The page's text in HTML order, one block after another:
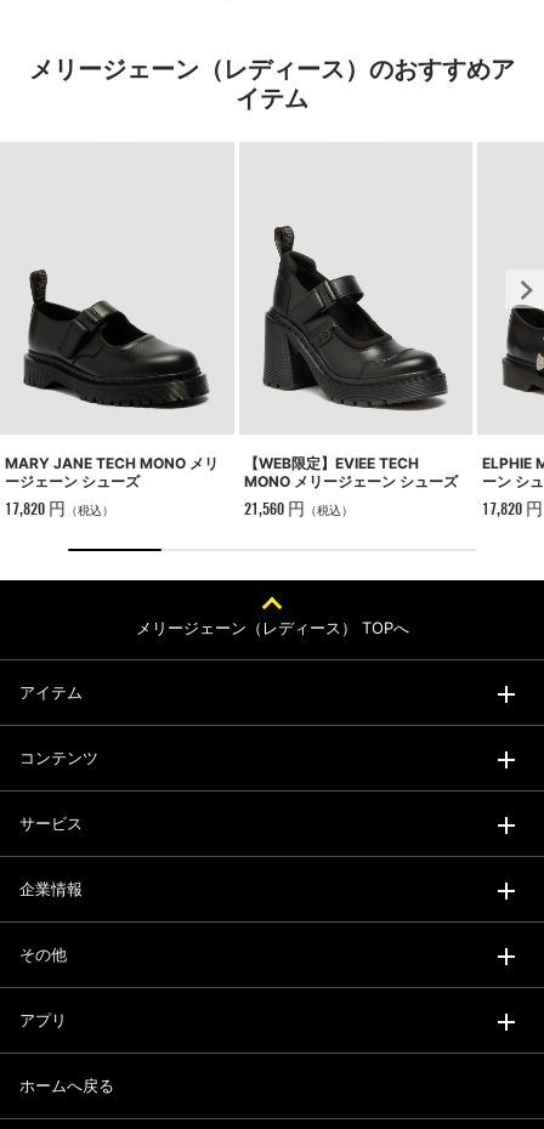
メリージェーン（レディース）のおすすめア
イテム
MARY JANE TECH MONO メリ
ージェーン シューズ
17,820 円 （税込）
【WEB限定】EVIEE TECH
MONO メリージェーン シューズ
21,560 円 （税込）
ELPHIE
ーン シ
17,820 円
メリージェーン（レディース） TOPへ
アイテム
コンテンツ
サービス
企業情報
その他
アプリ
ホームへ戻る